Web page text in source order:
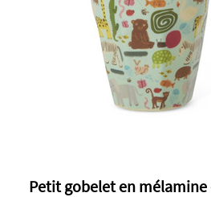
Petit gobelet en mélamine